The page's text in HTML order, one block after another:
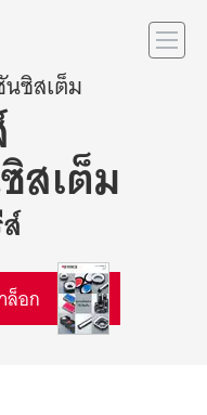
สเต็ม
ซิสเต็ม
ล็อก